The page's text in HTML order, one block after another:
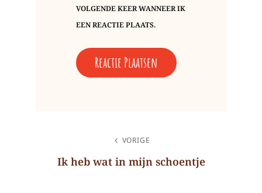
VOLGENDE KEER WANNEER IK
EEN REACTIE PLAATS.
NAVIGATIE
VORIGE
Ik heb wat in mijn schoentje